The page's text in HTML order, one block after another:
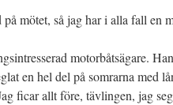
mötet, så jag har i alla fall en
motorbåtsägare.
en hel del på somrarna med
ficar allt före, tävlingen, jag